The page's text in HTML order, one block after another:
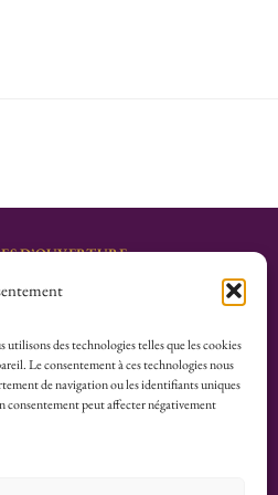
des technologies telles que les cookies
Le consentement à ces technologies nous
de navigation ou les identifiants uniques
consentement peut affecter négativement
D’OUVERTURE
10h30/13h30 –
à Mai) : 12h/17h30